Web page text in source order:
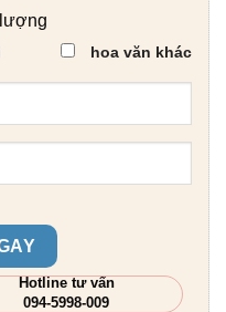
hoa văn khác
Hotline tư vấn
094-5998-009